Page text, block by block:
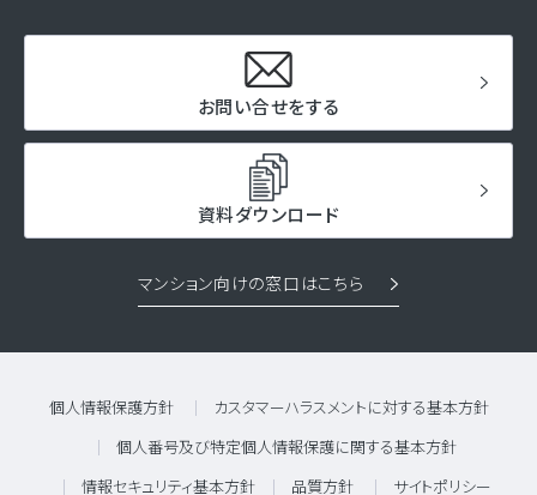
お問い合せをする
資料ダウンロード
マンション向けの窓口はこちら
個人情報保護方針 カスタマーハラスメントに対する基本方針
個人番号及び特定個人情報保護に関する基本方針
情報セキュリティ基本方針 品質方針 サイトポリシー